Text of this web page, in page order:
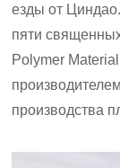
езды от
пяти
Polymer
производства